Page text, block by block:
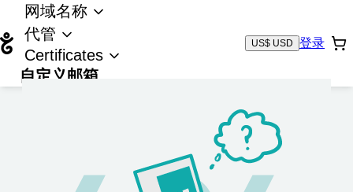
网域名称
代管
Certificates
自定义邮箱
US$ USD 登录